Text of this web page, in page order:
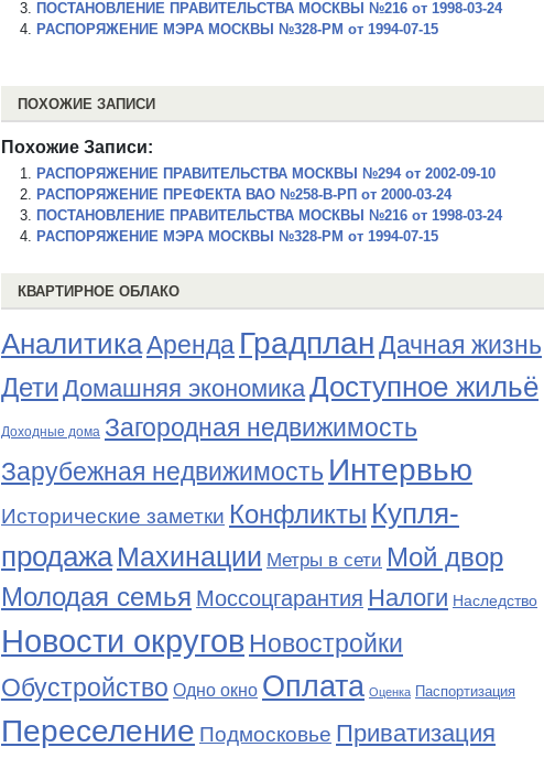
ПОСТАНОВЛЕНИЕ ПРАВИТЕЛЬСТВА МОСКВЫ №216 от 1998-03-24
РАСПОРЯЖЕНИЕ МЭРА МОСКВЫ №328-РМ от 1994-07-15
ПОХОЖИЕ ЗАПИСИ
Похожие Записи:
РАСПОРЯЖЕНИЕ ПРАВИТЕЛЬСТВА МОСКВЫ №294 от 2002-09-10
РАСПОРЯЖЕНИЕ ПРЕФЕКТА ВАО №258-В-РП от 2000-03-24
ПОСТАНОВЛЕНИЕ ПРАВИТЕЛЬСТВА МОСКВЫ №216 от 1998-03-24
РАСПОРЯЖЕНИЕ МЭРА МОСКВЫ №328-РМ от 1994-07-15
КВАРТИРНОЕ ОБЛАКО
АналитикаАренда ГрадпланДачная жизнь
Дети Домашняя экономикаДоступное жильё
Доходные дома Загородная недвижимость
Зарубежная недвижимость Интервью
Исторические заметки Конфликты Купля-
продажа Махинации Метры в сети Мой двор
Молодая семья Моссоцгарантия Налоги Наследство
Новости округов Новостройки
Обустройство Одно окно Оплата Оценка Паспортизация
Переселение Подмосковье Приватизация